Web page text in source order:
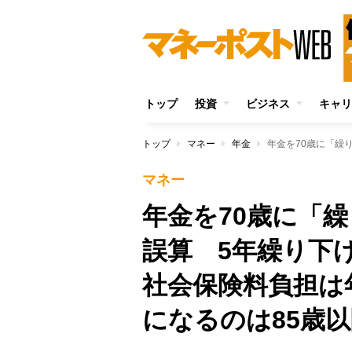
トップ 投資 ビジネス キャ
トップ マネー 年金
マネー
年金を70歳に「
誤算 5年繰り下
社会保険料負担
になるのは85歳